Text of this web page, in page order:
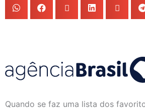
Quando se faz uma lista dos